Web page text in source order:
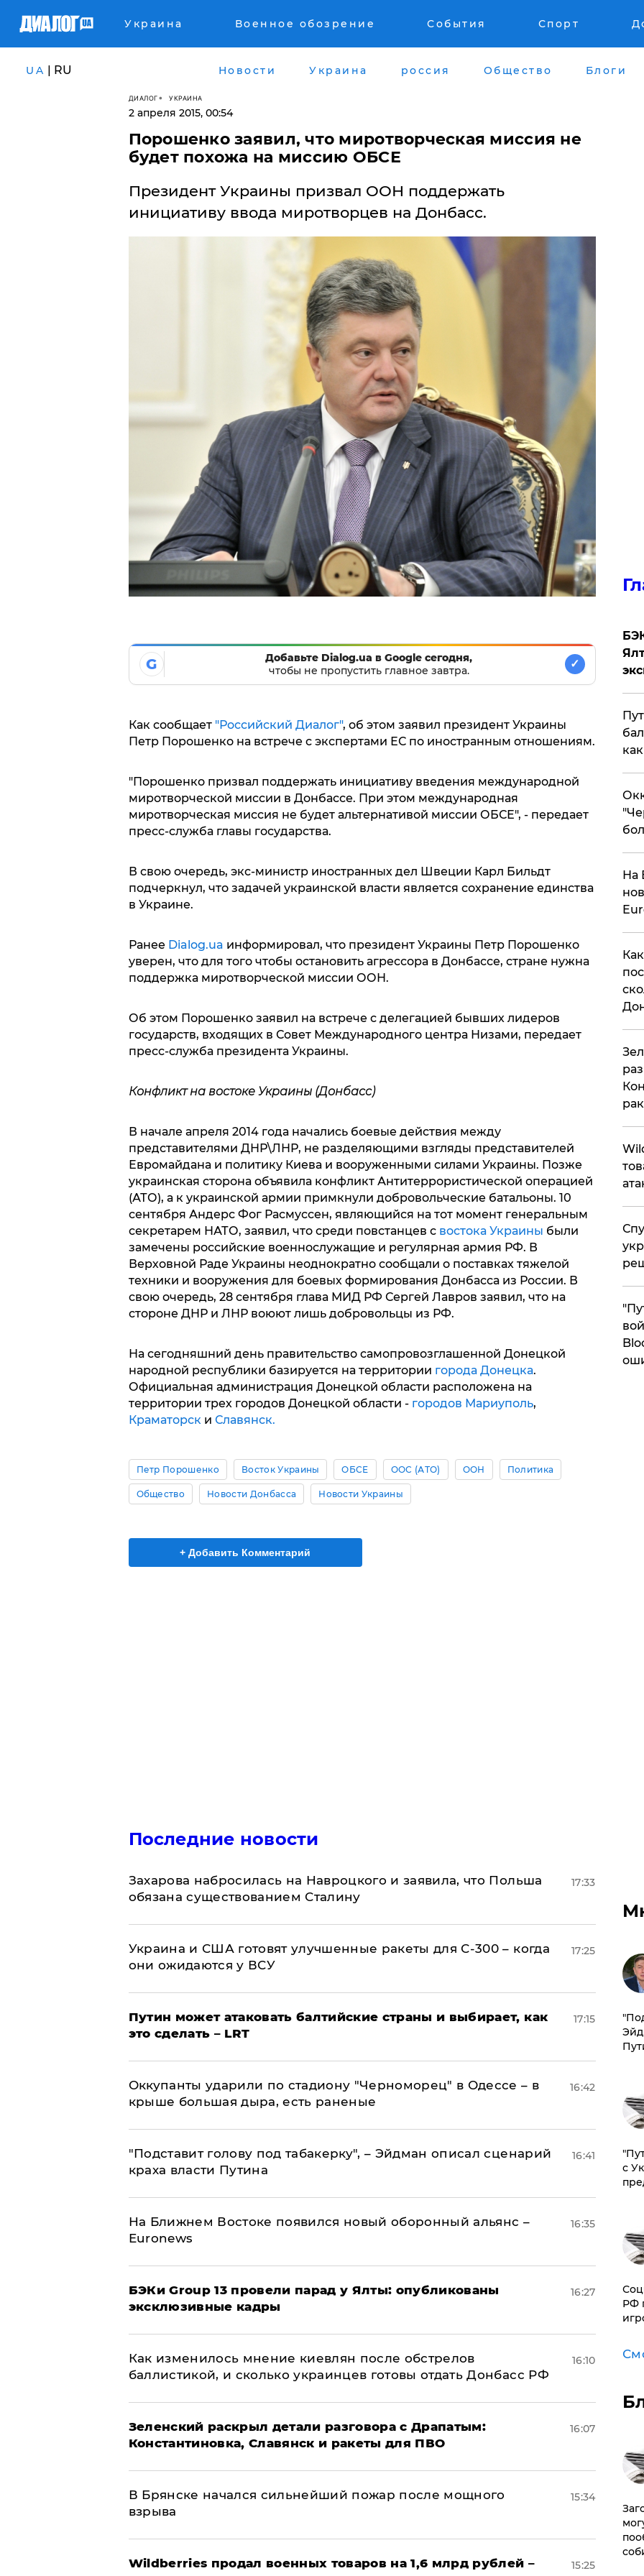
Украина Военное обозрение События Спорт
UA | RU Новости Украина россия Общество Блоги
ДИАЛОГ УКРАИНА
2 апреля 2015, 00:54
Порошенко заявил, что миротворческая миссия не
будет похожа на миссию ОБСЕ
Президент Украины призвал ООН поддержать
инициативу ввода миротворцев на Донбасс.
G
Добавьте Dialog.ua в Google сегодня,
чтобы не пропустить главное завтра.
✓
Как сообщает "Российский Диалог", об этом заявил президент Украины
Петр Порошенко на встрече с экспертами ЕС по иностранным отношениям.
"Порошенко призвал поддержать инициативу введения международной
миротворческой миссии в Донбассе. При этом международная
миротворческая миссия не будет альтернативой миссии ОБСЕ", - передает
пресс-служба главы государства.
В свою очередь, экс-министр иностранных дел Швеции Карл Бильдт
подчеркнул, что задачей украинской власти является сохранение единства
в Украине.
Ранее Dialog.ua информировал, что президент Украины Петр Порошенко
уверен, что для того чтобы остановить агрессора в Донбассе, стране нужна
поддержка миротворческой миссии ООН.
Об этом Порошенко заявил на встрече с делегацией бывших лидеров
государств, входящих в Совет Международного центра Низами, передает
пресс-служба президента Украины.
Конфликт на востоке Украины (Донбасс)
В начале апреля 2014 года начались боевые действия между
представителями ДНР\ЛНР, не разделяющими взгляды представителей
Евромайдана и политику Киева и вооруженными силами Украины. Позже
украинская сторона объявила конфликт Антитеррористической операцией
(АТО), а к украинской армии примкнули добровольческие батальоны. 10
сентября Андерс Фог Расмуссен, являющийся на тот момент генеральным
секретарем НАТО, заявил, что среди повстанцев с востока Украины были
замечены российские военнослужащие и регулярная армия РФ. В
Верховной Раде Украины неоднократно сообщали о поставках тяжелой
техники и вооружения для боевых формирования Донбасса из России. В
свою очередь, 28 сентября глава МИД РФ Сергей Лавров заявил, что на
стороне ДНР и ЛНР воюют лишь добровольцы из РФ.
На сегодняшний день правительство самопровозглашенной Донецкой
народной республики базируется на территории города Донецка.
Официальная администрация Донецкой области расположена на
территории трех городов Донецкой области - городов Мариуполь,
Краматорск и Славянск.
Петр Порошенко Восток Украины ОБСЕ ООС (АТО) ООН Политика
Общество Новости Донбасса Новости Украины
+ Добавить Комментарий
Последние новости
​Захарова набросилась на Навроцкого и заявила, что Польша
обязана существованием Сталину
17:33
Украина и США готовят улучшенные ракеты для С-300 – когда
они ожидаются у ВСУ
17:25
Путин может атаковать балтийские страны и выбирает, как
это сделать – LRT
17:15
Оккупанты ударили по стадиону "Черноморец" в Одессе – в
крыше большая дыра, есть раненые
16:42
​"Подставит голову под табакерку", – Эйдман описал сценарий
краха власти Путина
16:41
На Ближнем Востоке появился новый оборонный альянс –
Euronews
16:35
​БЭКи Group 13 провели парад у Ялты: опубликованы
эксклюзивные кадры
16:27
Как изменилось мнение киевлян после обстрелов
баллистикой, и сколько украинцев готовы отдать Донбасс РФ
16:10
​Зеленский раскрыл детали разговора с Драпатым:
Константиновка, Славянск и ракеты для ПВО
16:07
В Брянске начался сильнейший пожар после мощного
взрыва
15:34
​Wildberries продал военных товаров на 1,6 млрд рублей –
15:25
На
с
РФ